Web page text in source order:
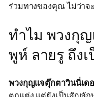
ร่วมทางของคุณ ไม่ว่า
ทำไม พวงกุ
พูห์ ลายรู ถึง
พวงกุญแจตุ๊กตาวินนี่เด